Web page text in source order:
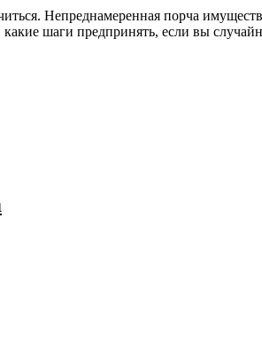
Непреднамеренная порча
шаги предпринять, если вы